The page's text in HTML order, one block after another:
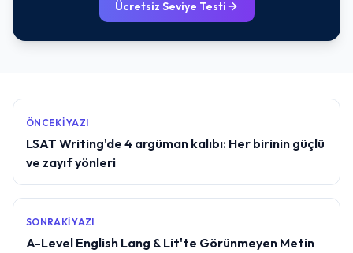
Ücretsiz Seviye Testi
ÖNCEKI YAZI
LSAT Writing'de 4 argüman kalıbı: Her birinin güçlü
ve zayıf yönleri
SONRAKI YAZI
A-Level English Lang & Lit'te Görünmeyen Metin